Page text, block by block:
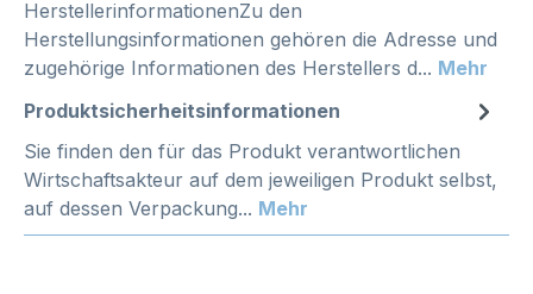
HerstellerinformationenZu den
Herstellungsinformationen gehören die Adresse und
zugehörige Informationen des Herstellers d... Mehr
Produktsicherheitsinformationen
Sie finden den für das Produkt verantwortlichen
Wirtschaftsakteur auf dem jeweiligen Produkt selbst,
auf dessen Verpackung... Mehr